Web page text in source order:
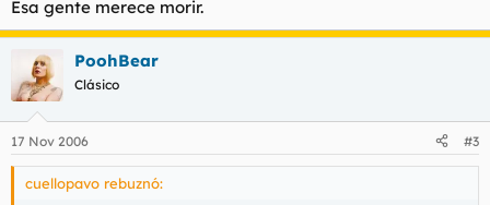
Esa gente merece morir.
PoohBear
Clásico
17 Nov 2006 #3
cuellopavo rebuznó: